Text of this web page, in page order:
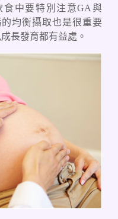
中要特別注意GA與
均衡攝取也是很重要
長發育都有益處。